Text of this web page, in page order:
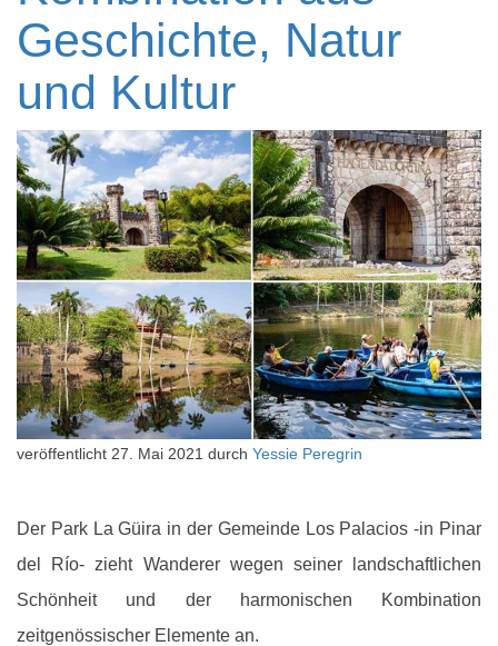
Geschichte, Natur
und Kultur
veröffentlicht 27. Mai 2021 durch Yessie Peregrin
Der Park La Güira in der Gemeinde Los Palacios -in Pinar
del Río- zieht Wanderer wegen seiner landschaftlichen
Schönheit und der harmonischen Kombination
zeitgenössischer Elemente an.